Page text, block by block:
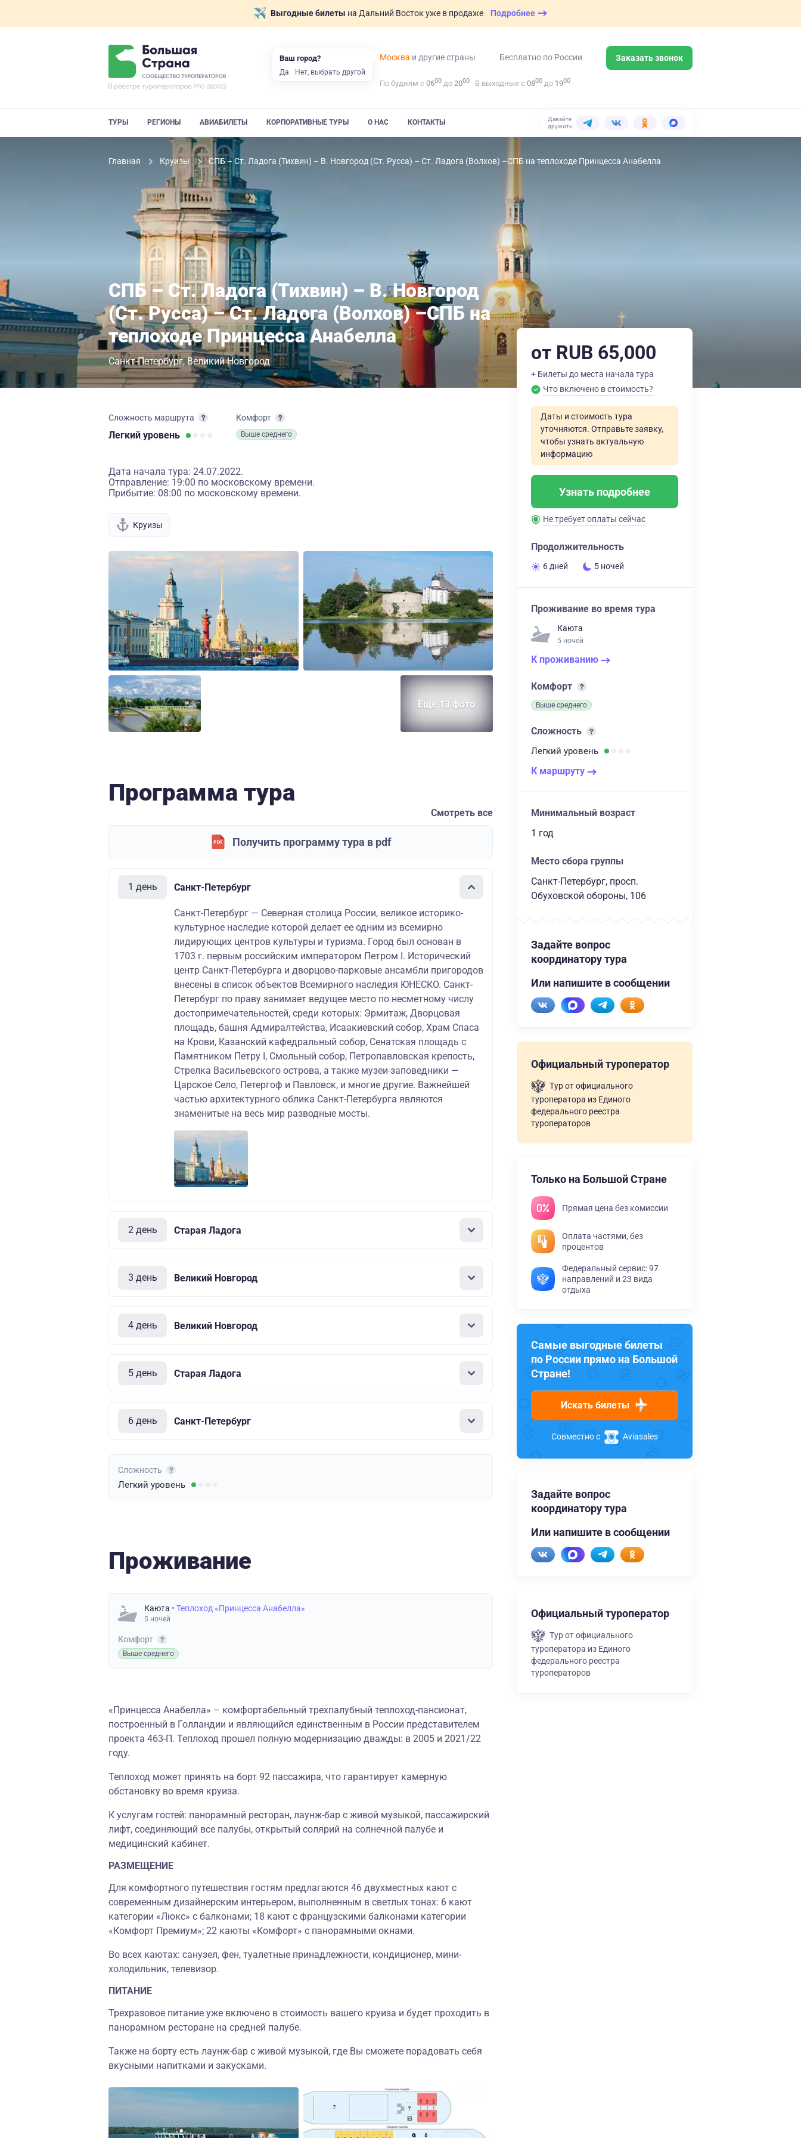
Выгодные билеты на Дальний Восток уже в продаже Подробнее
Москва и другие страны Бесплатно по России Заказать звонок
По будням с 0600 до 2000 В выходные с 0800 до 1900
ТУРЫ РЕГИОНЫ АВИАБИЛЕТЫ КОРПОРАТИВНЫЕ ТУРЫ О НАС КОНТАКТЫ
Давайте
дружить:
Главная Круизы СПБ – Ст. Ладога (Тихвин) – В. Новгород (Ст. Русса) – Ст. Ладога (Волхов) –СПБ на теплоходе Принцесса Анабелла
СПБ – Ст. Ладога (Тихвин) – В. Новгород
(Ст. Русса) – Ст. Ладога (Волхов) –СПБ на
теплоходе Принцесса Анабелла
Санкт-Петербург Великий Новгород
Сложность маршрута
Легкий уровень
Комфорт
Выше среднего
Дата начала тура: 24.07.2022.
Отправление: 19:00 по московскому времени.
Прибытие: 08:00 по московскому времени.
Круизы
Еще 13 фото
Программа тура
Смотреть все
Получить программу тура в pdf
1 день Санкт-Петербург
Санкт-Петербург — Северная столица России, великое историко-
культурное наследие которой делает ее одним из всемирно
лидирующих центров культуры и туризма. Город был основан в
1703 г. первым российским императором Петром I. Исторический
центр Санкт-Петербурга и дворцово-парковые ансамбли пригородов
внесены в список объектов Всемирного наследия ЮНЕСКО. Санкт-
Петербург по праву занимает ведущее место по несметному числу
достопримечательностей, среди которых: Эрмитаж, Дворцовая
площадь, башня Адмиралтейства, Исаакиевский собор, Храм Спаса
на Крови, Казанский кафедральный собор, Сенатская площадь с
Памятником Петру I, Смольный собор, Петропавловская крепость,
Стрелка Васильевского острова, а также музеи-заповедники —
Царское Село, Петергоф и Павловск, и многие другие. Важнейшей
частью архитектурного облика Санкт-Петербурга являются
знаменитые на весь мир разводные мосты.
2 день Старая Ладога
3 день Великий Новгород
4 день Великий Новгород
5 день Старая Ладога
6 день Санкт-Петербург
Сложность
Легкий уровень
Проживание
Каюта • Теплоход «Принцесса Анабелла»
5 ночей
Комфорт
Выше среднего
«Принцесса Анабелла» – комфортабельный трехпалубный теплоход-пансионат,
построенный в Голландии и являющийся единственным в России представителем
проекта 463-П. Теплоход прошел полную модернизацию дважды: в 2005 и 2021/22
году.
Теплоход может принять на борт 92 пассажира, что гарантирует камерную
обстановку во время круиза.
К услугам гостей: панорамный ресторан, лаунж-бар с живой музыкой, пассажирский
лифт, соединяющий все палубы, открытый солярий на солнечной палубе и
медицинский кабинет.
РАЗМЕЩЕНИЕ
Для комфортного путешествия гостям предлагаются 46 двухместных кают с
современным дизайнерским интерьером, выполненным в светлых тонах: 6 кают
категории «Люкс» с балконами; 18 кают с французскими балконами категории
«Комфорт Премиум»; 22 каюты «Комфорт» с панорамными окнами.
Во всех каютах: санузел, фен, туалетные принадлежности, кондиционер, мини-
холодильник, телевизор.
ПИТАНИЕ
Трехразовое питание уже включено в стоимость вашего круиза и будет проходить в
панорамном ресторане на средней палубе.
Также на борту есть лаунж-бар с живой музыкой, где Вы сможете порадовать себя
вкусными напитками и закусками.
от RUB 65,000
+ Билеты до места начала тура
Что включено в стоимость?
Даты и стоимость тура
уточняются. Отправьте заявку,
чтобы узнать актуальную
информацию
Узнать подробнее
Не требует оплаты сейчас
Продолжительность
6 дней 5 ночей
Проживание во время тура
Каюта
5 ночей
К проживанию
Комфорт
Выше среднего
Сложность
Легкий уровень
К маршруту
Минимальный возраст
1 год
Место сбора группы
Санкт-Петербург, просп.
Обуховской обороны, 106
Задайте вопрос
координатору тура
Или напишите в сообщении
Официальный туроператор
Тур от официального
туроператора из Единого
федерального реестра
туроператоров
Только на Большой Стране
Прямая цена без комиссии
Оплата частями, без
процентов
Федеральный сервис: 97
направлений и 23 вида
отдыха
Самые выгодные билеты
по России прямо на Большой
Стране!
Искать билеты
Совместно с Aviasales
Задайте вопрос
координатору тура
Или напишите в сообщении
Официальный туроператор
Тур от официального
туроператора из Единого
федерального реестра
туроператоров
Ваш город?
Да Нет, выбрать другой